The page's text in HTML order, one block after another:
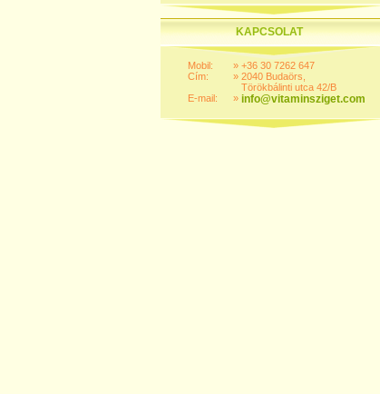
KAPCSOLAT
Mobil:
Cím:
E-mail:
»
»
»
+36 30 7262 647
2040 Budaörs,
Törökbálinti utca 42/B
info@vitaminsziget.com